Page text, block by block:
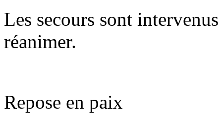
Les secours sont
réanimer.
Repose en paix